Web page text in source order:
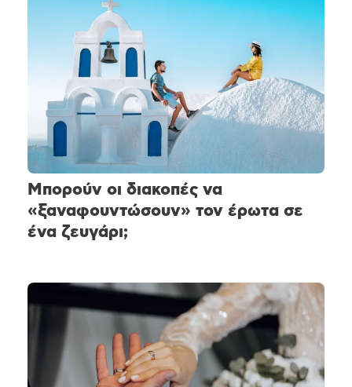
Μπορούν οι διακοπές να
«ξαναφουντώσουν» τον έρωτα σε
ένα ζευγάρι;